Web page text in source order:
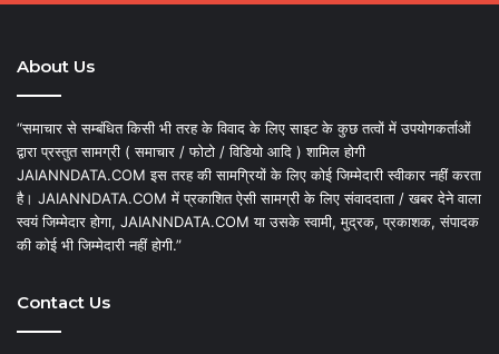
About Us
“समाचार से सम्बंधित किसी भी तरह के विवाद के लिए साइट के कुछ तत्वों में उपयोगकर्ताओं
द्वारा प्रस्तुत सामग्री ( समाचार / फोटो / विडियो आदि ) शामिल होगी
JAIANNDATA.COM इस तरह की सामग्रियों के लिए कोई जिम्मेदारी स्वीकार नहीं करता
है। JAIANNDATA.COM में प्रकाशित ऐसी सामग्री के लिए संवाददाता / खबर देने वाला
स्वयं जिम्मेदार होगा, JAIANNDATA.COM या उसके स्वामी, मुद्रक, प्रकाशक, संपादक
की कोई भी जिम्मेदारी नहीं होगी.”
Contact Us